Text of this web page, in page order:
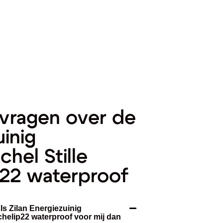
over de
Stille
waterproof
Zilan Energiezuinig
waterproof voor mij dan